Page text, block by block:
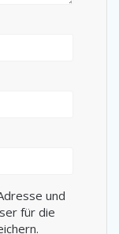
und
für die